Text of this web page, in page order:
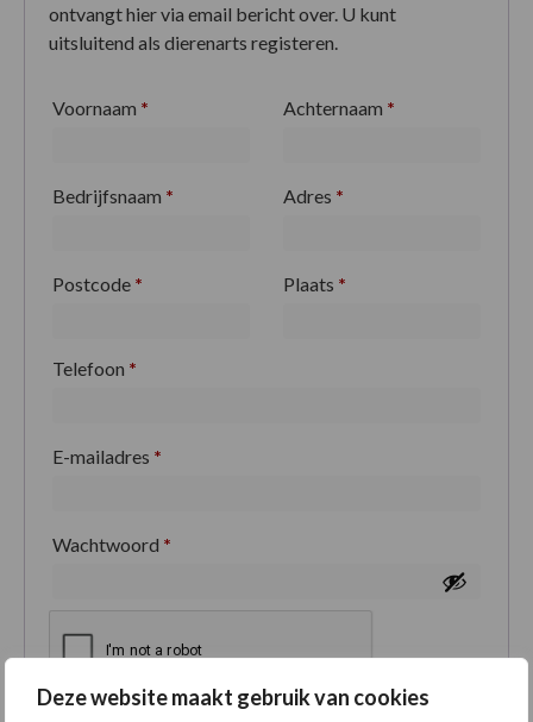
Deze website maakt gebruik van cookies
ontvangt hier via email bericht over. U kunt
uitsluitend als dierenarts registeren.
Voornaam * Achternaam *
Bedrijfsnaam * Adres *
Postcode * Plaats *
Telefoon *
E-mailadres *
Wachtwoord *